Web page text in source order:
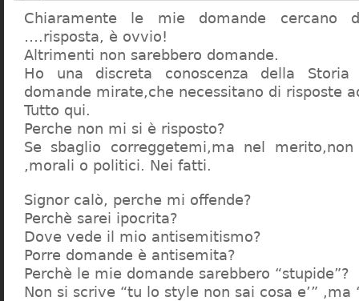
Chiaramente le mie domande cercano
….risposta, è ovvio!
Altrimenti non sarebbero domande.
Ho una discreta conoscenza della
domande mirate,che necessitano di risposte
Tutto qui.
Perche non mi si è risposto?
Se sbaglio correggetemi,ma nel
,morali o politici. Nei fatti.
Signor calò, perche mi offende?
Perchè sarei ipocrita?
Dove vede il mio antisemitismo?
Porre domande è antisemita?
Perchè le mie domande sarebbero “stupide”?
Non si scrive “tu lo style non sai cosa e’” ,ma